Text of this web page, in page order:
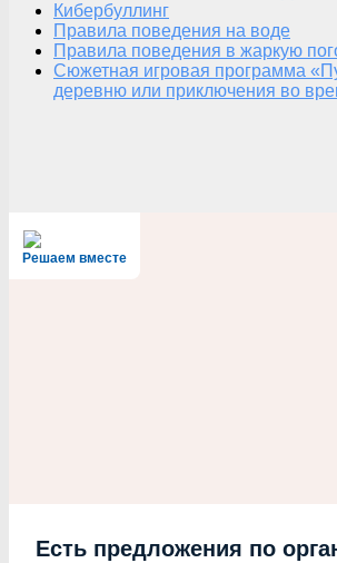
Кибербуллинг
Правила поведения на воде
Правила поведения в жаркую
Сюжетная игровая программа
деревню или приключения во
Решаем вместе
Есть предложения по